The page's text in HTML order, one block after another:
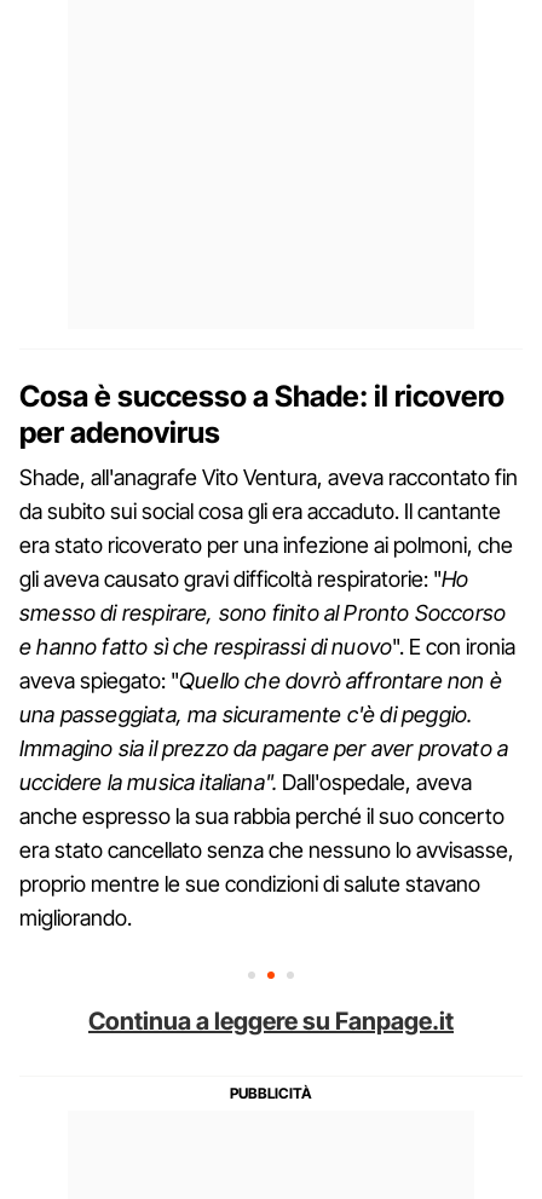
Cosa è successo a Shade: il ricovero
per adenovirus
Shade, all'anagrafe Vito Ventura, aveva raccontato fin
da subito sui social cosa gli era accaduto. Il cantante
era stato ricoverato per una infezione ai polmoni, che
gli aveva causato gravi difficoltà respiratorie: "Ho
smesso di respirare, sono finito al Pronto Soccorso
e hanno fatto sì che respirassi di nuovo". E con ironia
aveva spiegato: "Quello che dovrò affrontare non è
una passeggiata, ma sicuramente c'è di peggio.
Immagino sia il prezzo da pagare per aver provato a
uccidere la musica italiana". Dall'ospedale, aveva
anche espresso la sua rabbia perché il suo concerto
era stato cancellato senza che nessuno lo avvisasse,
proprio mentre le sue condizioni di salute stavano
migliorando.
Continua a leggere su Fanpage.it